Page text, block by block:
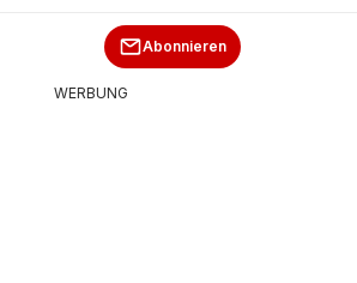
Abonnieren
WERBUNG